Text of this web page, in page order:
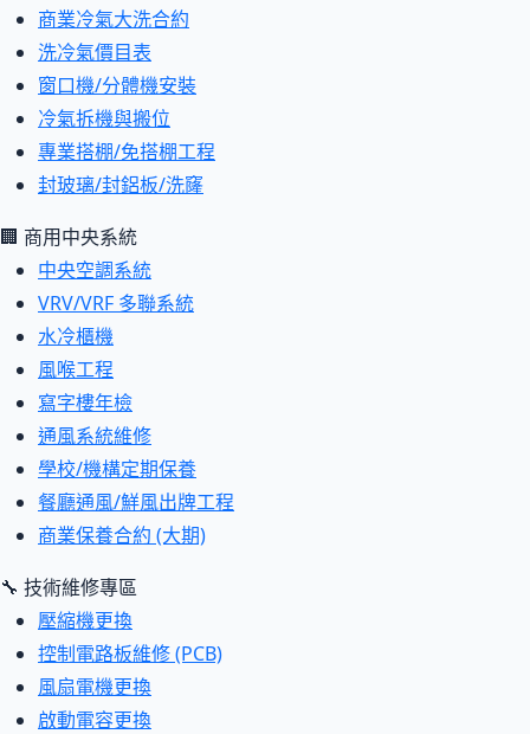
商業冷氣大洗合約
洗冷氣價目表
窗口機/分體機安裝
冷氣拆機與搬位
專業搭棚/免搭棚工程
封玻璃/封鋁板/洗窿
🏢 商用中央系統
中央空調系統
VRV/VRF 多聯系統
水冷櫃機
風喉工程
寫字樓年檢
通風系統維修
學校/機構定期保養
餐廳通風/鮮風出牌工程
商業保養合約 (大期)
🔧 技術維修專區
壓縮機更換
控制電路板維修 (PCB)
風扇電機更換
啟動電容更換